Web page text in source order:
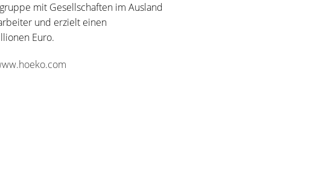
mit Gesellschaften im Ausland
und erzielt einen
Euro.